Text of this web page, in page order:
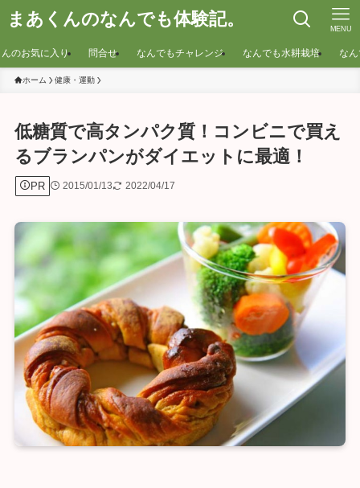
まあくんのなんでも体験記。 MENU
のお気に入り 問合せ なんでもチャレンジ なんでも水耕栽培 な
ホーム 健康・運動
低糖質で高タンパク質！コンビニで買え
るブランパンがダイエットに最適！
PR 2015/01/13 2022/04/17